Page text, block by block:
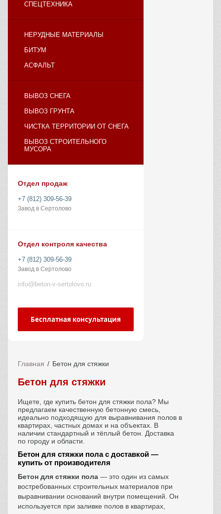
СПЕЦТЕХНИКА
НЕРУДНЫЕ МАТЕРИАЛЫ
БИТУМ
АСФАЛЬТ
ВЫВОЗ СНЕГА
ВЫВОЗ ГРУНТА
ЧИСТКА ТЕРРИТОРИИ ОТ СНЕГА
ВЫВОЗ СТРОИТЕЛЬНОГО
МУСОРА
Отдел продаж
+7 (812) 309-56-39
Завод в Сертолово
Отдел контроля качества
+7 (812) 309-56-39
Завод в Сертолово
info@beton-v-sertolovo.ru
Бесплатная консультация
Главная Бетон для стяжки
Бетон для стяжки
Ищете, где купить бетон для стяжки пола? Мы
предлагаем качественную бетонную смесь,
идеально подходящую для выравнивания полов в
квартирах, частных домах и на объектах. В
наличии стандартный и тёплый бетон. Доставка
по городу и области.
Бетон для стяжки пола с доставкой —
купить от производителя
Бетон для стяжки пола — это один из самых
востребованных строительных материалов при
выравнивании оснований внутри помещений. Он
используется при заливке полов в квартирах,